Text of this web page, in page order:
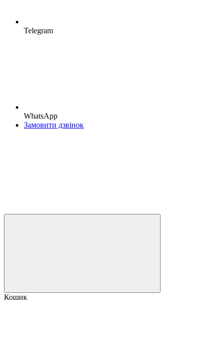
Telegram
WhatsApp
Замовити дзвінок
Кошик